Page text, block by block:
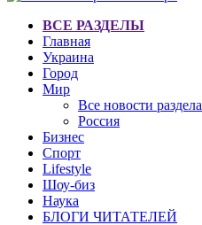
ВСЕ РАЗДЕЛЫ
Главная
Украина
Город
Мир
Все новости раздела
Россия
Бизнес
Спорт
Lifestyle
Шоу-биз
Наука
БЛОГИ ЧИТАТЕЛЕЙ